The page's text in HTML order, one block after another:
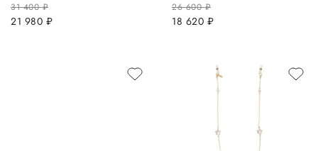
31 400руб.
21 980 руб.
26 600руб.
18 620 руб.